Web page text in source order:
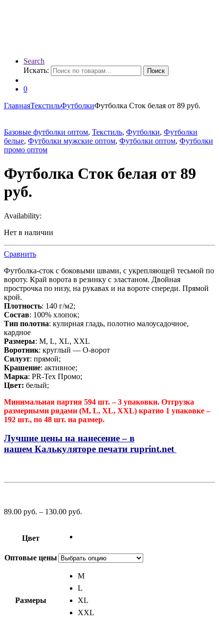
Search
Искать:
Поиск
0
ГлавнаяТекстильФутболкиФутболка Сток белая от 89 руб.
Базовые футболки оптом, Текстиль, Футболки, Футболки
белые, Футболки мужские оптом, Футболки оптом, Футболки
промо оптом
Футболка Сток белая от 89
руб.
Availability:
Нет в наличии
Сравнить
Футболка-сток с боковыми швами, с укрепляющей тесьмой по
вороту. Край ворота в резинку с эластаном. Двойная
прострочка по низу, на рукавах и на вороте спереди. Прямой
крой.
Плотность: 140 г/м2;
Состав: 100% хлопок;
Тип полотна: кулирная гладь, полотно малоусадочное,
кардное
Размеры: M, L, XL, XXL
Воротник: круглый — О-ворот
Силуэт: прямой;
Крашение: активное;
Марка: PR-Tex Промо;
Цвет: белый;
Минимальная партия 594 шт. – 3 упаковки. Отгрузка
размерными рядами (M, L, XL, XXL) кратно 1 упаковке –
192 шт., по 48 шт. на размер.
Лучшие цены на нанесение – в
нашем Калькуляторе печати ruprint.net
89.00 руб. – 130.00 руб.
Цвет
Оптовые цены
Размеры
M
L
XL
XXL